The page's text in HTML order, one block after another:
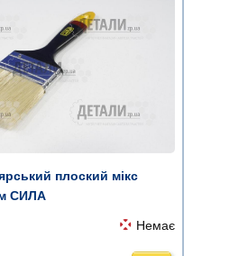
плоский мікс
СИЛА
Немає